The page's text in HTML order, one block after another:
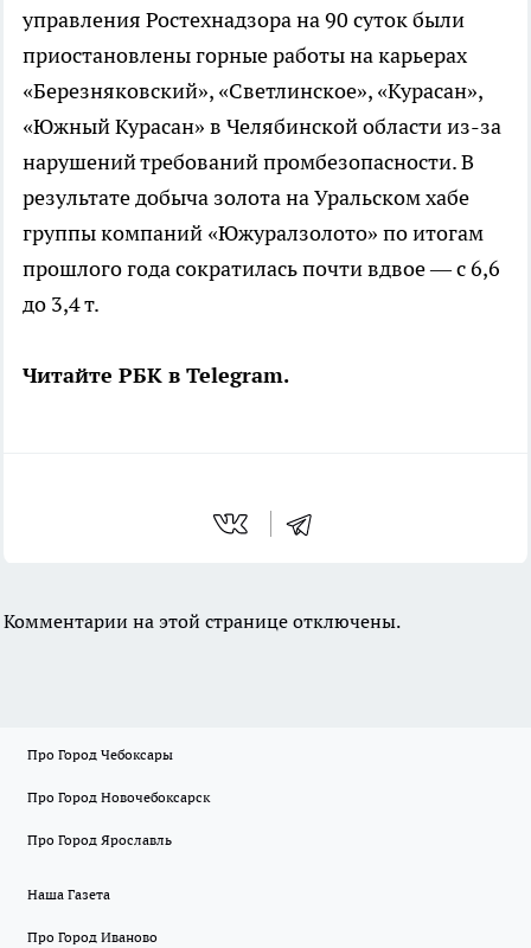
управления Ростехнадзора на 90 суток были
приостановлены горные работы на карьерах
«Березняковский», «Светлинское», «Курасан»,
«Южный Курасан» в Челябинской области из-за
нарушений требований промбезопасности. В
результате добыча золота на Уральском хабе
группы компаний «Южуралзолото» по итогам
прошлого года сократилась почти вдвое — с 6,6
до 3,4 т.
Читайте РБК в Telegram.
Комментарии на этой странице отключены.
Про Город Чебоксары
Про Город Новочебоксарск
Про Город Ярославль
Наша Газета
Про Город Иваново